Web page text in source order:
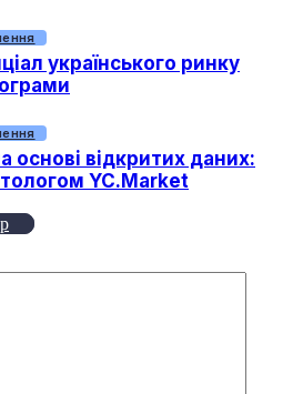
українського ринку
основі відкритих даних:
YC.Market